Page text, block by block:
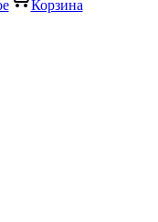
Корзина